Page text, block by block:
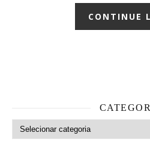
CONTINUE
Categorias